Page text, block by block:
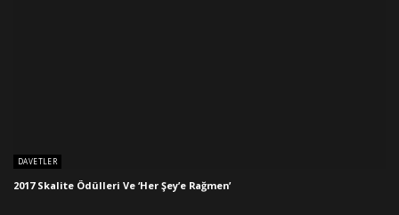
DAVETLER
2017 Skalite Ödülleri Ve ‘Her Şey’e Rağmen’